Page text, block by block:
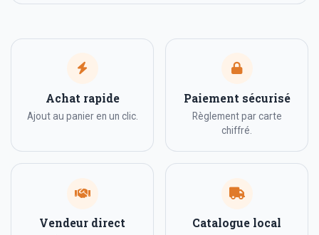
Achat rapide
Ajout au panier en un clic.
Paiement sécurisé
Règlement par carte
chiffré.
Vendeur direct Catalogue local